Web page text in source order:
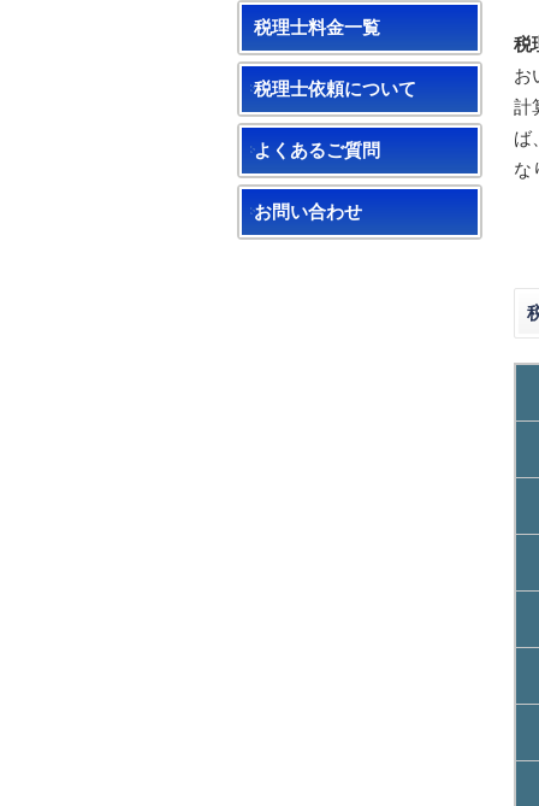
税
お
計
ば
な
税理士料金一覧
税理士依頼について
よくあるご質問
お問い合わせ